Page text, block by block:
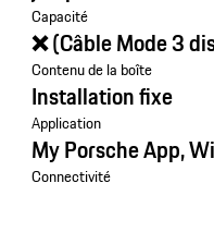
Capacité
❌ (Câble Mode 3
Contenu de la boîte
Installation fixe
Application
My Porsche App,
Connectivité